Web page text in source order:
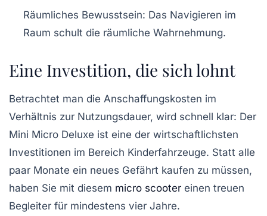
Räumliches Bewusstsein: Das Navigieren im
Raum schult die räumliche Wahrnehmung.
Eine Investition, die sich lohnt
Betrachtet man die Anschaffungskosten im
Verhältnis zur Nutzungsdauer, wird schnell klar: Der
Mini Micro Deluxe ist eine der wirtschaftlichsten
Investitionen im Bereich Kinderfahrzeuge. Statt alle
paar Monate ein neues Gefährt kaufen zu müssen,
haben Sie mit diesem micro scooter einen treuen
Begleiter für mindestens vier Jahre.